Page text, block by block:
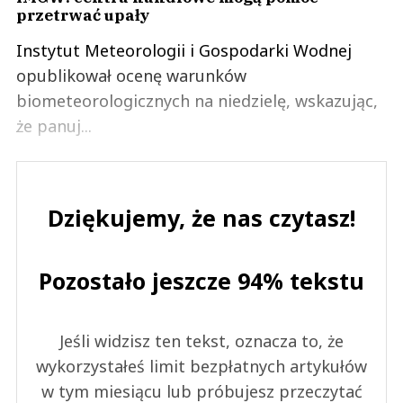
przetrwać upały
Instytut Meteorologii i Gospodarki Wodnej
opublikował ocenę warunków
biometeorologicznych na niedzielę, wskazując,
że panuj...
Dziękujemy, że nas czytasz!
Pozostało jeszcze 94% tekstu
Jeśli widzisz ten tekst, oznacza to, że
wykorzystałeś limit bezpłatnych artykułów
w tym miesiącu lub próbujesz przeczytać